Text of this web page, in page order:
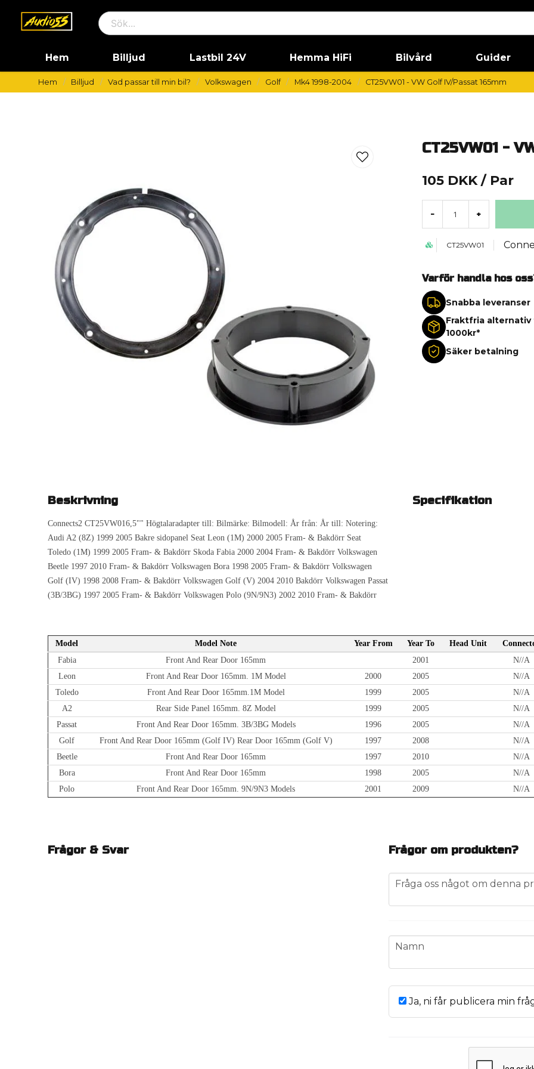
Hem Billjud Lastbil 24V Hemma HiFi Bilvård Guider
Hem Billjud Vad passar till min bil? Volkswagen Golf Mk4 1998-2004 CT25VW01 - VW Golf IV/Passat 165mm
CT25VW01 -
105 DKK / Par
- +
CT25VW01
Varför handla hos
Snabba leveranser
Fraktfria alternativ
1000kr*
Säker betalning
Beskrivning
Connects2 CT25VW016,5"" Högtalaradapter till: Bilmärke: Bilmodell: År från: År till: Notering:
Audi A2 (8Z) 1999 2005 Bakre sidopanel Seat Leon (1M) 2000 2005 Fram- & Bakdörr Seat
Toledo (1M) 1999 2005 Fram- & Bakdörr Skoda Fabia 2000 2004 Fram- & Bakdörr Volkswagen
Beetle 1997 2010 Fram- & Bakdörr Volkswagen Bora 1998 2005 Fram- & Bakdörr Volkswagen
Golf (IV) 1998 2008 Fram- & Bakdörr Volkswagen Golf (V) 2004 2010 Bakdörr Volkswagen Passat
(3B/3BG) 1997 2005 Fram- & Bakdörr Volkswagen Polo (9N/9N3) 2002 2010 Fram- & Bakdörr
Model Model Note Year From Year To Head Unit
Fabia
Front And Rear Door 165mm 2001
N//A
Leon
Front And Rear Door 165mm. 1M Model 2000 2005
N//A
Toledo
Front And Rear Door 165mm.1M Model 1999 2005
N//A
A2
Rear Side Panel 165mm. 8Z Model 1999 2005
N//A
Passat
Front And Rear Door 165mm. 3B/3BG Models 1996 2005
N//A
Golf
Front And Rear Door 165mm (Golf IV) Rear Door 165mm (Golf V) 1997 2008
N//A
Beetle
Front And Rear Door 165mm 1997 2010
N//A
Bora
Front And Rear Door 165mm 1998 2005
N//A
Polo
Front And Rear Door 165mm. 9N/9N3 Models 2001 2009 N//A
Specifikation
Frågor & Svar Frågor om produkten?
question
Fråga oss något om denna
name
Namn
Ja, ni får publicera min